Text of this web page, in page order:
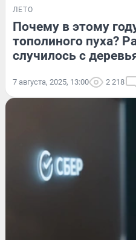
ЛЕТО
Почему в этому
тополиного пуха?
случилось с
7 августа, 2025, 13:00 2 218